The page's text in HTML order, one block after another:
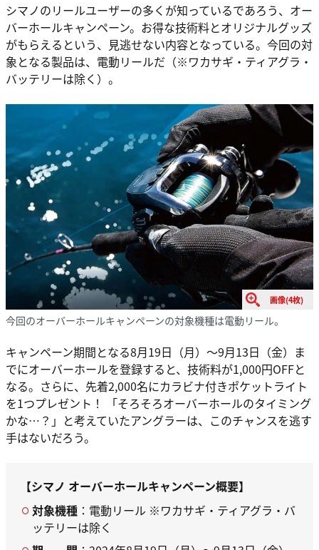
シマノのリールユーザーの多くが知っているであろう、オー
バーホールキャンペーン。お得な技術料とオリジナルグッズ
がもらえるという、見逃せない内容となっている。今回の対
象となる製品は、電動リールだ（※ワカサギ・ティアグラ・
バッテリーは除く）。
画像(4枚)
今回のオーバーホールキャンペーンの対象機種は電動リール。
キャンペーン期間となる8月19日（月）〜9月13日（金）ま
でにオーバーホールを登録すると、技術料が1,000円OFFと
なる。さらに、先着2,000名にカラビナ付きポケットライト
を1つプレゼント！ 「そろそろオーバーホールのタイミング
かな…？」と考えていたアングラーは、このチャンスを逃す
手はないだろう。
【シマノ オーバーホールキャンペーン概要】
対象機種 ：電動リール ※ワカサギ・ティアグラ・バ
ッテリーは除く